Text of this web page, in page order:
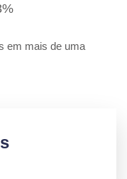
em mais de uma